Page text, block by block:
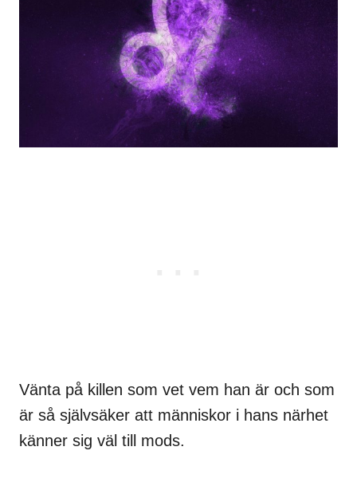
Vänta på killen som vet vem han är och som
är så självsäker att människor i hans närhet
känner sig väl till mods.